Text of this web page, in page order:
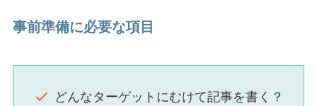
事前準備に必要な項目
どんなターゲットにむけて記事を書く？